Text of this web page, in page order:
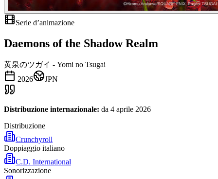
Serie d’animazione
Daemons of the Shadow Realm
黄泉のツガイ - Yomi no Tsugai
2026
JPN
Distribuzione internazionale: da 4 aprile 2026
Distribuzione
Crunchyroll
Doppiaggio italiano
C.D. International
Sonorizzazione